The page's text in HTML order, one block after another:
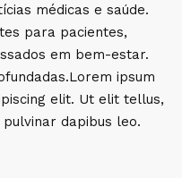
médicas e saúde.
para pacientes,
em bem-estar.
ipsum
elit. Ut elit tellus,
dapibus leo.